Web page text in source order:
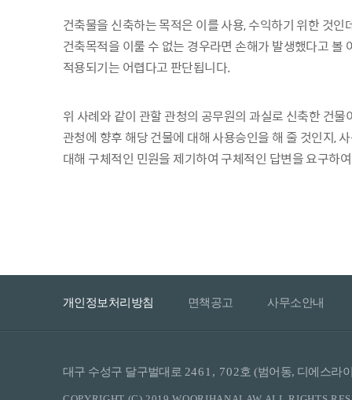
건축물을 신축하는 목적은 이를 사용, 수익하기 위한 것
건축목적을 이룰 수 없는 경우라면 손해가 발생했다고
적용되기는 어렵다고 판단됩니다.
위 사례와 같이 관할 관청의 공무원의 과실로 신축한 건
관청에 향후 해당 건물에 대해 사용승인을 해 줄 것인지,
대해 구체적인 민원을 제기하여 구체적인 답변을 요구하
개인정보처리방침 면책공고 사무소안내
대구 수성구 달구벌대로 2461, 702호 (범어동, 디에스